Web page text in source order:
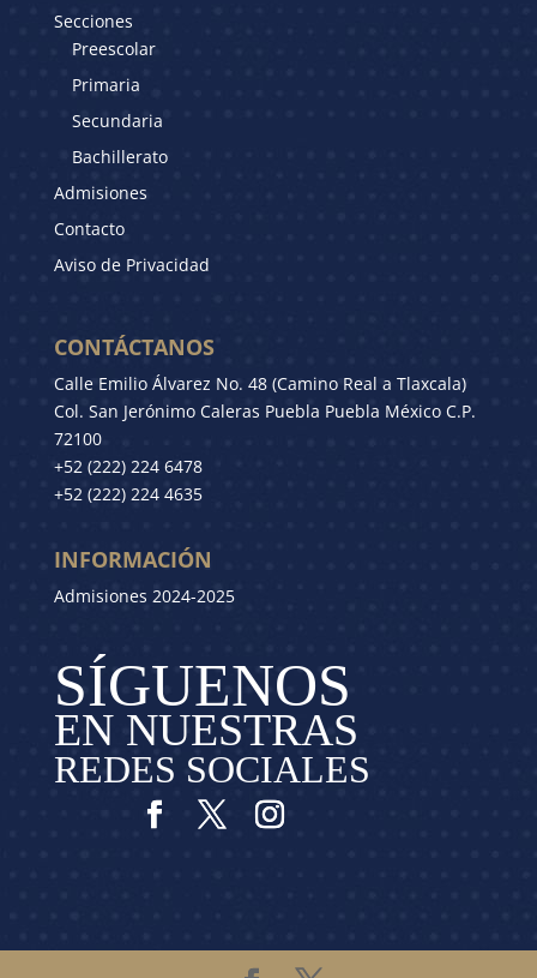
Secciones
Preescolar
Primaria
Secundaria
Bachillerato
Admisiones
Contacto
Aviso de Privacidad
CONTÁCTANOS
Calle Emilio Álvarez No. 48 (Camino Real a Tlaxcala)
Col. San Jerónimo Caleras Puebla Puebla México C.P.
72100
+52 (222) 224 6478
+52 (222) 224 4635
INFORMACIÓN
Admisiones 2024-2025
SÍGUENOS
EN NUESTRAS
REDES SOCIALES